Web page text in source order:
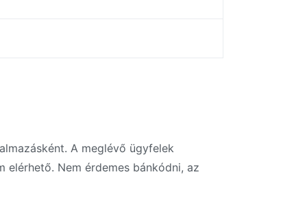
A meglévő ügyfelek
elérhető. Nem érdemes bánkódni, az